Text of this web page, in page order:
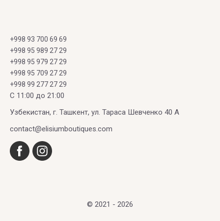
+998 93 700 69 69
+998 95 989 27 29
+998 95 979 27 29
+998 95 709 27 29
+998 99 277 27 29
C 11:00 до 21:00
Узбекистан, г. Ташкент, ул. Тараса Шевченко 40 А
contact@elisiumboutiques.com
© 2021 - 2026